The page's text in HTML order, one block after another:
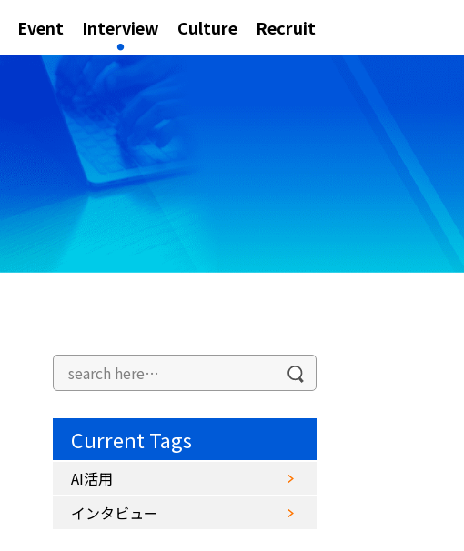
Event Interview Culture Recruit
Current Tags
AI活用
インタビュー